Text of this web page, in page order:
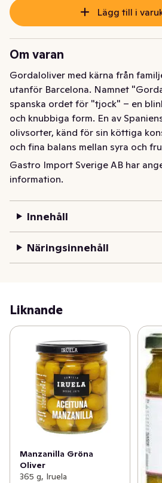
Lägg till i
Om varan
Gordaloliver med kärna från
utanför Barcelona. Namnet
spanska ordet för "tjock" – en
och knubbiga form. En av
olivsorter, känd för sin köttiga
och fina balans mellan syra och
av bland annat vanilj rundar av
200 g.
Gastro Import Sverige AB har
information.
Innehåll
Näringsinnehåll
Liknande
Manzanilla Gröna
Oliver
365 g, Iruela